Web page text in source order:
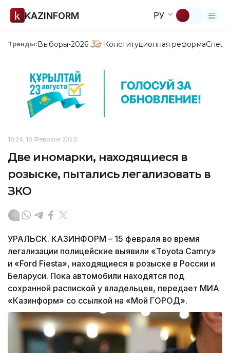
KAZINFORM РУ
Тренды:Выборы-2026 Конституционная реформа
16:24, 16 Февраля 2023
Две иномарки, находящиеся в
розыске, пытались легализовать в
ЗКО
УРАЛЬСК. КАЗИНФОРМ – 15 февраля во время
легализации полицейские выявили «Toyota Camry»
и «Ford Fiesta», находящиеся в розыске в России и
Беларуси. Пока автомобили находятся под
сохранной распиской у владельцев, передает МИА
«Казинформ» со ссылкой на «Мой ГОРОД».